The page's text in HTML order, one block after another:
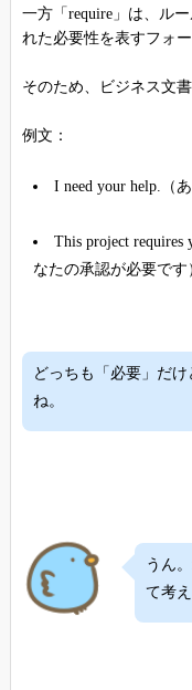
一方「require」は、ル
れた必要性を表すフォー
そのため、ビジネス文
例文：
I need your help.（
This project
なたの承認が必要です
どっちも「必要」だ
ね。
うん
て考